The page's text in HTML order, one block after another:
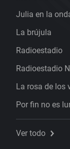
Julia en la
La brújula
Radioestadio
Radioestadio
La rosa de los
Por fin no es
Ver todo